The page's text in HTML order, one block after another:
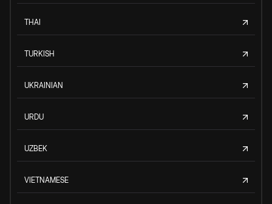
THAI
TURKISH
UKRAINIAN
URDU
UZBEK
VIETNAMESE